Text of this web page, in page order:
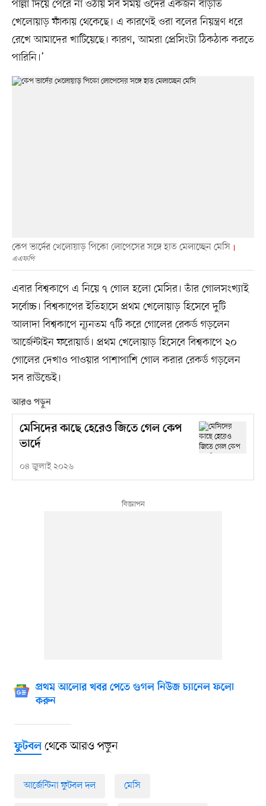
পাল্লা দিয়ে পেরে না ওঠায় সব সময় ওদের একজন বাড়তি
খেলোয়াড় ফাঁকায় থেকেছে। এ কারণেই ওরা বলের নিয়ন্ত্রণ ধরে
রেখে আমাদের খাটিয়েছে। কারণ, আমরা প্রেসিংটা ঠিকঠাক করতে
পারিনি।’
কেপ ভার্দের খেলোয়াড় পিকো লোপেসের সঙ্গে হাত মেলাচ্ছেন মেসি
এএফপি
এবার বিশ্বকাপে এ নিয়ে ৭ গোল হলো মেসির। তাঁর গোলসংখ্যাই
সর্বোচ্চ। বিশ্বকাপের ইতিহাসে প্রথম খেলোয়াড় হিসেবে দুটি
আলাদা বিশ্বকাপে ন্যূনতম ৭টি করে গোলের রেকর্ড গড়লেন
আর্জেন্টাইন ফরোয়ার্ড। প্রথম খেলোয়াড় হিসেবে বিশ্বকাপে ২০
গোলের দেখাও পাওয়ার পাশাপাশি গোল করার রেকর্ড গড়লেন
সব রাউন্ডেই।
আরও পড়ুন
মেসিদের কাছে হেরেও জিতে গেল কেপ
ভার্দে
০৪ জুলাই ২০২৬
প্রথম আলোর খবর পেতে গুগল নিউজ চ্যানেল ফলো
করুন
ফুটবলথেকে আরও পড়ুন
আর্জেন্টিনা ফুটবল দল মেসি